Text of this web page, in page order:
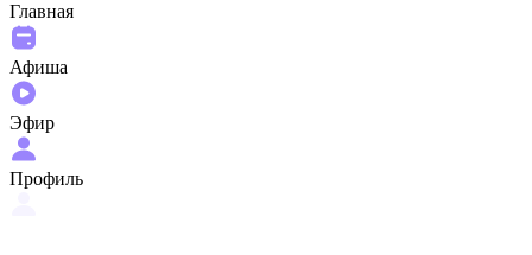
Главная
Афиша
Эфир
Профиль